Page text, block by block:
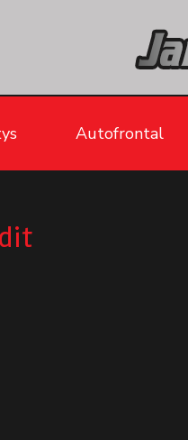
Autofrontal